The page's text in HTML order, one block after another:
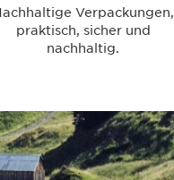
Verpackungen,
praktisch, sicher und
nachhaltig.